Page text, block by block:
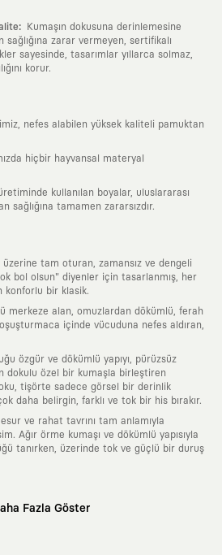
:
Kumaşın dokusuna derinlemesine
zarar vermeyen, sertifikalı
sayesinde, tasarımlar yıllarca solmaz,
korur.
nefes alabilen yüksek kaliteli pamuktan
hiçbir hayvansal materyal
kullanılan boyalar, uluslararası
sağlığına tamamen zararsızdır.
üzerine tam oturan, zamansız ve dengeli
bol olsun" diyenler için tasarlanmış, her
konforlu bir klasik.
merkeze alan, omuzlardan dökümlü, ferah
içinde vücuduna nefes aldıran,
özgür ve dökümlü yapıyı, pürüzsüz
dokulu özel bir kumaşla birleştiren
tişörte sadece görsel bir derinlik
daha belirgin, farklı ve tok bir his bırakır.
ve rahat tavrını tam anlamıyla
Ağır örme kumaşı ve dökümlü yapısıyla
tanırken, üzerinde tok ve güçlü bir duruş
Fazla Göster